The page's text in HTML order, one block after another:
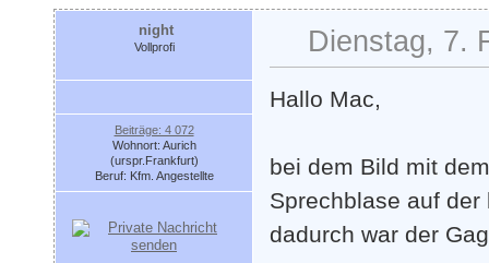
night
Vollprofi
Beiträge: 4 072
Wohnort: Aurich
(urspr.Frankfurt)
Beruf: Kfm. Angestellte
Dienstag, 7.
Hallo Mac,
bei dem Bild mit
Sprechblase auf
dadurch war der